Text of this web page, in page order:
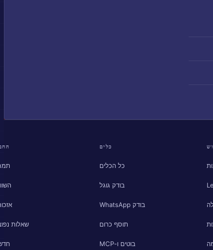
כלים
כל הכלים
בודק גוגל
בודק WhatsApp
תוסף כרום
בוטים ו-MCP
שאלות